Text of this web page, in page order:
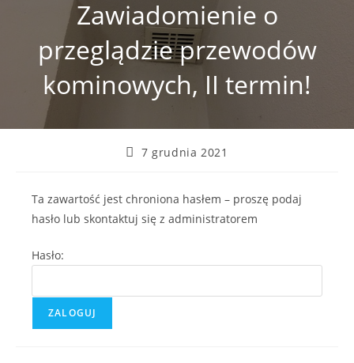
Zawiadomienie o
przeglądzie przewodów
kominowych, II termin!
Post7 grudnia 2021
Ta zawartość jest chroniona hasłem – proszę podaj
hasło lub skontaktuj się z administratorem
Hasło: